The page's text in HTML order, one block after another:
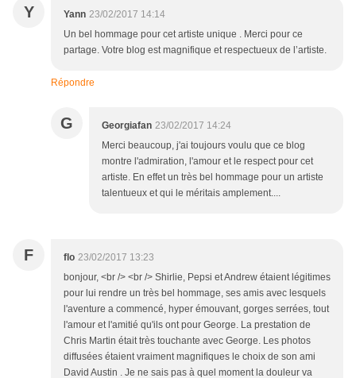
Y Yann 23/02/2017 14:14
Un bel hommage pour cet artiste unique . Merci pour ce
partage. Votre blog est magnifique et respectueux de l’artiste.
Répondre
G Georgiafan 23/02/2017 14:24
Merci beaucoup, j'ai toujours voulu que ce blog
montre l'admiration, l'amour et le respect pour cet
artiste. En effet un très bel hommage pour un artiste
talentueux et qui le méritais amplement....
F flo 23/02/2017 13:23
bonjour, <br /> <br /> Shirlie, Pepsi et Andrew étaient légitimes
pour lui rendre un très bel hommage, ses amis avec lesquels
l'aventure a commencé, hyper émouvant, gorges serrées, tout
l'amour et l'amitié qu'ils ont pour George. La prestation de
Chris Martin était très touchante avec George. Les photos
diffusées étaient vraiment magnifiques le choix de son ami
David Austin . Je ne sais pas à quel moment la douleur va